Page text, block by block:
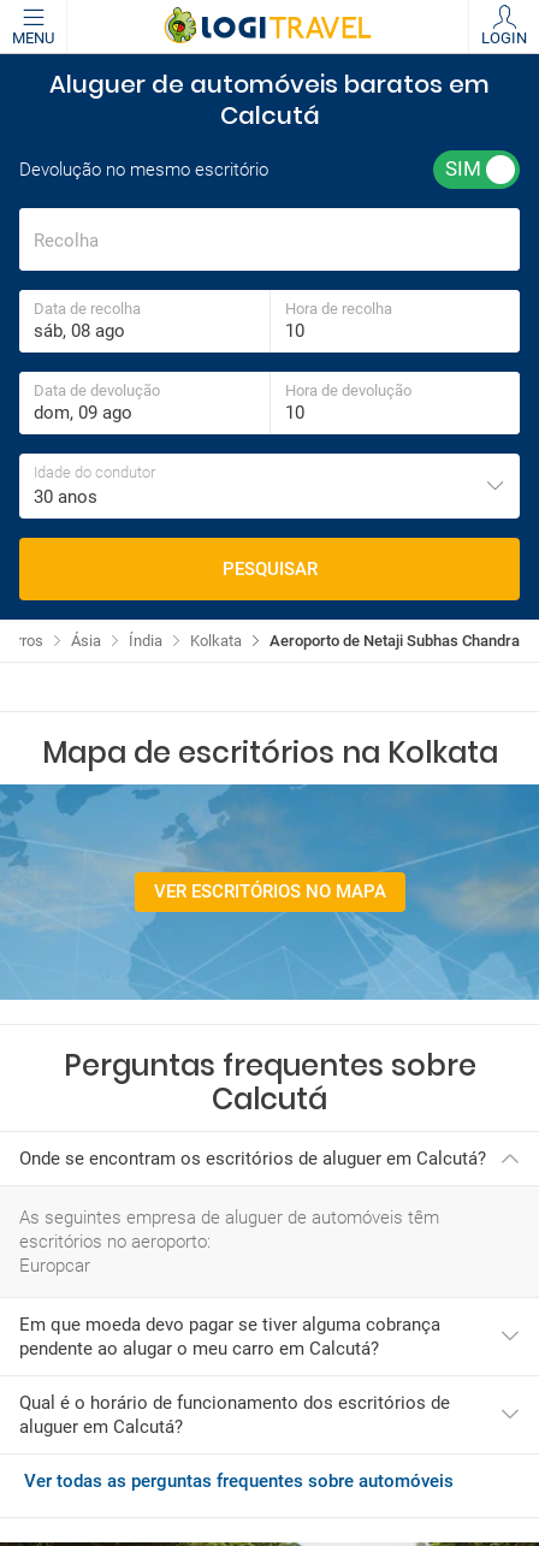
MENU LOGIN
Aluguer de automóveis baratos em
Calcutá
Devolução no mesmo escritório
Recolha
Data de recolha Hora de recolha
Data de devolução Hora de devolução
Idade do condutor
30 anos
PESQUISAR
Aeroporto de Netaji Subhas Chandra
Kolkata
Índia
Ásia
Mapa de escritórios na Kolkata
VER ESCRITÓRIOS NO MAPA
Perguntas frequentes sobre
Calcutá
Onde se encontram os escritórios de aluguer em Calcutá?
As seguintes empresa de aluguer de automóveis têm
escritórios no aeroporto:
Europcar
Em que moeda devo pagar se tiver alguma cobrança
pendente ao alugar o meu carro em Calcutá?
Se ao chegar a Calcutá desejar adquirir serviços adicionais ou
tiver de pagar quaisquer encargos pendentes, deverá fazê-lo
Qual é o horário de funcionamento dos escritórios de
aluguer em Calcutá?
O horário mais habitual das empresas de rent a car neste
Ver todas as perguntas frequentes sobre automóveis